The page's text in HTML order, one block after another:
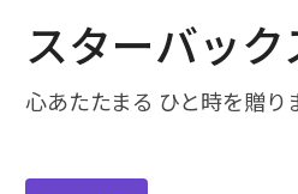
スターバック
心あたたまる ひと時を贈り